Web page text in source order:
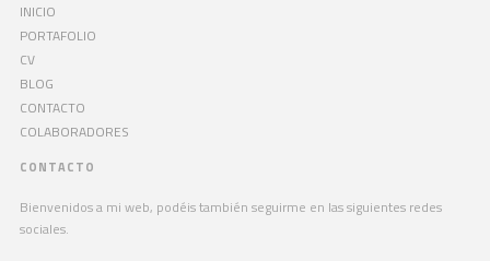
INICIO
PORTAFOLIO
CV
BLOG
CONTACTO
COLABORADORES
CONTACTO
Bienvenidos a mi web, podéis también seguirme en las siguientes redes
sociales.